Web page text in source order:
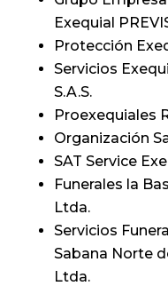
Exequial
Protección
Servicios
S.A.S.
Proexequiales
Organización
SAT Service
Funerales la
Ltda.
Servicios
Sabana Norte
Ltda.